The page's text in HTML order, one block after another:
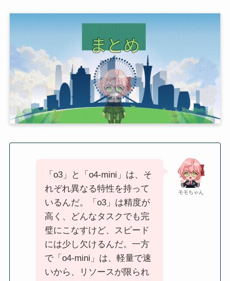
モモちゃん
「o3」と「o4-mini」は、そ
れぞれ異なる特性を持って
いるんだ。「o3」は精度が
高く、どんなタスクでも完
璧にこなすけど、スピード
には少し欠けるんだ。一方
で「o4-mini」は、軽量で速
いから、リソースが限られ